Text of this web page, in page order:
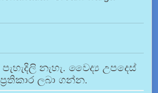
නැහැ. වෛද්‍ය උපදෙස්
ලබා ගන්න.